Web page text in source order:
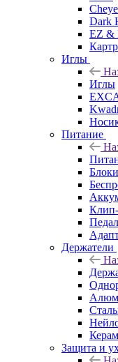
Dark
EZ &
Иглы
Иглы
Питание
Держатели
Защита и